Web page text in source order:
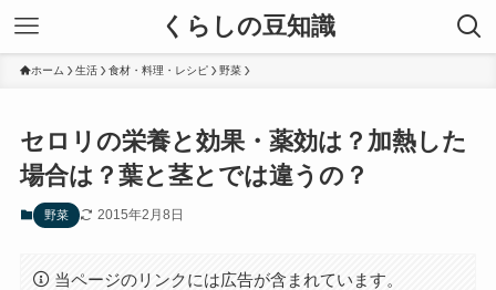
くらしの豆知識
ホーム 生活 食材・料理・レシピ 野菜
セロリの栄養と効果・薬効は？加熱した
場合は？葉と茎とでは違うの？
野菜 2015年2月8日
当ページのリンクには広告が含まれています。